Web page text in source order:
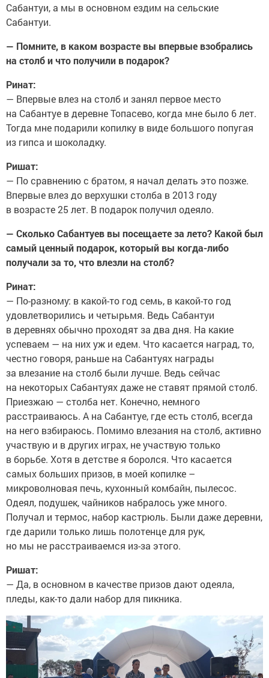
Сабантуи, а мы в основном ездим на сельские
Сабантуи.
— Помните, в каком возрасте вы впервые взобрались
на столб и что получили в подарок?
Ринат:
— Впервые влез на столб и занял первое место
на Сабантуе в деревне Топасево, когда мне было 6 лет.
Тогда мне подарили копилку в виде большого попугая
из гипса и шоколадку.
Ришат:
— По сравнению с братом, я начал делать это позже.
Впервые влез до верхушки столба в 2013 году
в возрасте 25 лет. В подарок получил одеяло.
— Сколько Сабантуев вы посещаете за лето? Какой был
самый ценный подарок, который вы когда-либо
получали за то, что влезли на столб?
Ринат:
— По-разному: в какой-то год семь, в какой-то год
удовлетворились и четырьмя. Ведь Сабантуи
в деревнях обычно проходят за два дня. На какие
успеваем — на них уж и едем. Что касается наград, то,
честно говоря, раньше на Сабантуях награды
за влезание на столб были лучше. Ведь сейчас
на некоторых Сабантуях даже не ставят прямой столб.
Приезжаю — столба нет. Конечно, немного
расстраиваюсь. А на Сабантуе, где есть столб, всегда
на него взбираюсь. Помимо влезания на столб, активно
участвую и в других играх, не участвую только
в борьбе. Хотя в детстве я боролся. Что касается
самых больших призов, в моей копилке –
микроволновая печь, кухонный комбайн, пылесос.
Одеял, подушек, чайников набралось уже много.
Получал и термос, набор кастрюль. Были даже деревни,
где дарили только лишь полотенце для рук,
но мы не расстраиваемся из-за этого.
Ришат:
— Да, в основном в качестве призов дают одеяла,
пледы, как-то дали набор для пикника.